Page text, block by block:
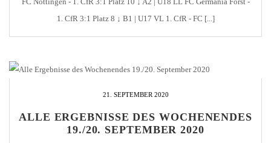
1. CfR 3:1 Platz 8 ↓ B1 | U17 VL 1. CfR - FC [...]
21. SEPTEMBER 2020
ALLE ERGEBNISSE DES WOCHENENDES
19./20. SEPTEMBER 2020